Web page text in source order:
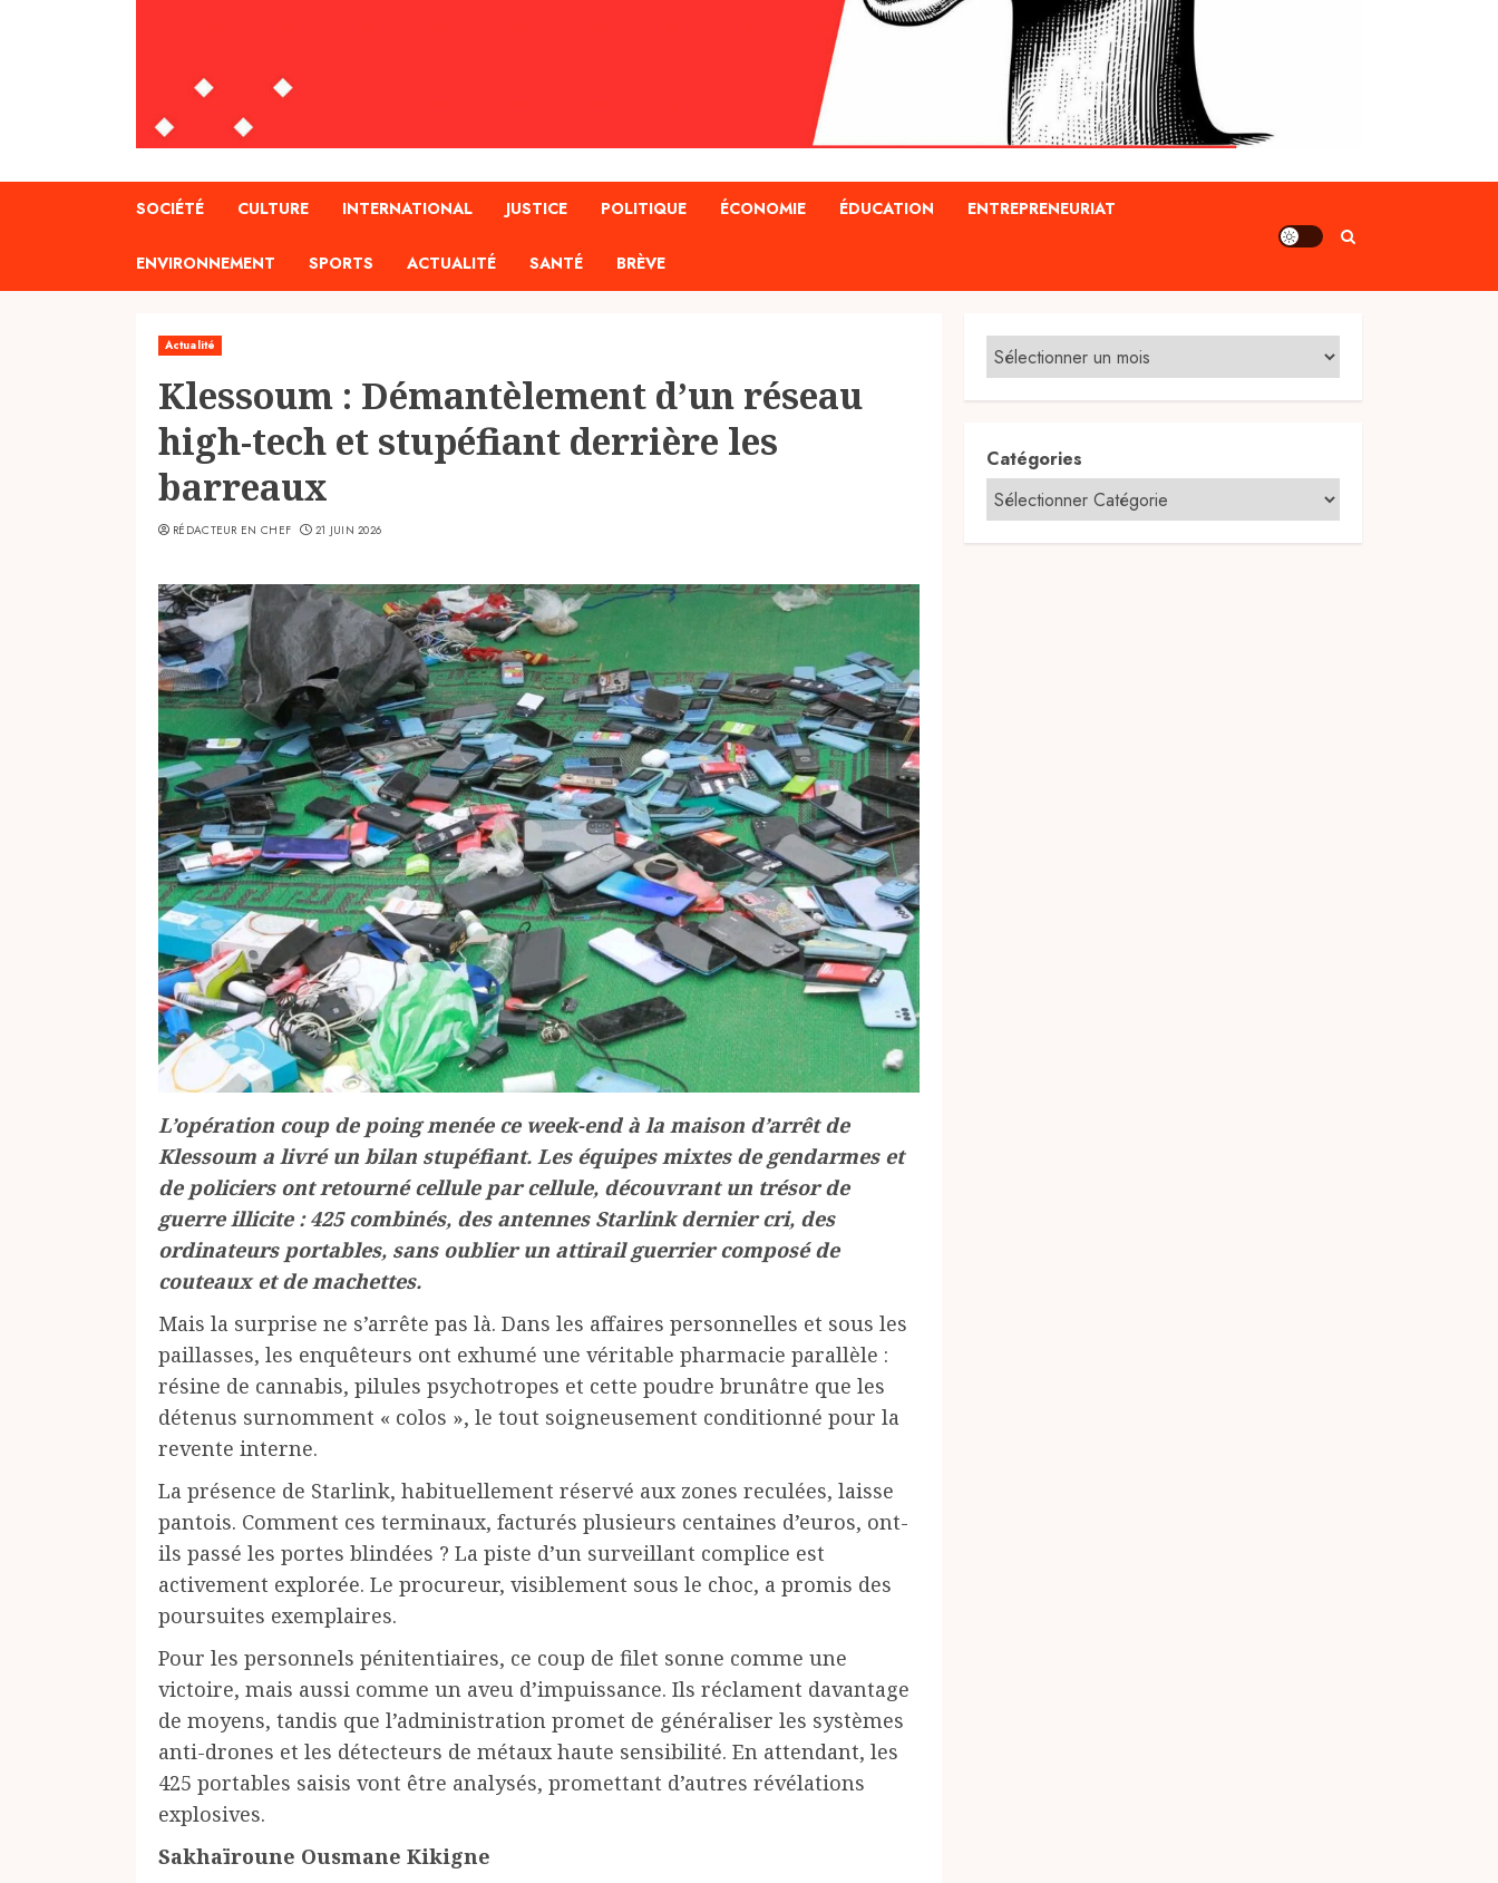
SOCIÉTÉ CULTURE INTERNATIONAL JUSTICE POLITIQUE ÉCONOMIE ÉDUCATION ENTREPRENEURIAT
ENVIRONNEMENT SPORTS ACTUALITÉ SANTÉ BRÈVE
Actualité
Klessoum : Démantèlement d’un réseau
high-tech et stupéfiant derrière les
barreaux
RÉDACTEUR EN CHEF 21 JUIN 2026
L’opération coup de poing menée ce week-end à la maison d’arrêt de
Klessoum a livré un bilan stupéfiant. Les équipes mixtes de gendarmes et
de policiers ont retourné cellule par cellule, découvrant un trésor de
guerre illicite : 425 combinés, des antennes Starlink dernier cri, des
ordinateurs portables, sans oublier un attirail guerrier composé de
couteaux et de machettes.
Mais la surprise ne s’arrête pas là. Dans les affaires personnelles et sous les
paillasses, les enquêteurs ont exhumé une véritable pharmacie parallèle :
résine de cannabis, pilules psychotropes et cette poudre brunâtre que les
détenus surnomment « colos », le tout soigneusement conditionné pour la
revente interne.
La présence de Starlink, habituellement réservé aux zones reculées, laisse
pantois. Comment ces terminaux, facturés plusieurs centaines d’euros, ont-
ils passé les portes blindées ? La piste d’un surveillant complice est
activement explorée. Le procureur, visiblement sous le choc, a promis des
poursuites exemplaires.
Pour les personnels pénitentiaires, ce coup de filet sonne comme une
victoire, mais aussi comme un aveu d’impuissance. Ils réclament davantage
de moyens, tandis que l’administration promet de généraliser les systèmes
anti-drones et les détecteurs de métaux haute sensibilité. En attendant, les
425 portables saisis vont être analysés, promettant d’autres révélations
explosives.
Sakhaïroune Ousmane Kikigne
Catégories